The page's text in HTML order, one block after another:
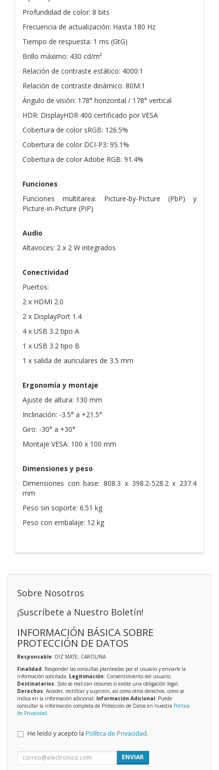
Profundidad de color: 8 bits
Frecuencia de actualización: Hasta 180 Hz
Tiempo de respuesta: 1 ms (GtG)
Brillo máximo: 430 cd/m²
Relación de contraste estático: 4000:1
Relación de contraste dinámico: 80M:1
Ángulo de visión: 178° horizontal / 178° vertical
HDR: DisplayHDR 400 certificado por VESA
Cobertura de color sRGB: 126.5%
Cobertura de color DCI-P3: 95.1%
Cobertura de color Adobe RGB: 91.4%
Funciones
Funciones multitarea: Picture-by-Picture (PbP) y
Picture-in-Picture (PiP)
Audio
Altavoces: 2 x 2 W integrados
Conectividad
Puertos:
2 x HDMI 2.0
2 x DisplayPort 1.4
4 x USB 3.2 tipo A
1 x USB 3.2 tipo B
1 x salida de auriculares de 3.5 mm
Ergonomía y montaje
Ajuste de altura: 130 mm
Inclinación: -3.5° a +21.5°
Giro: -30° a +30°
Montaje VESA: 100 x 100 mm
Dimensiones y peso
Dimensiones con base: 808.3 x 398.2-528.2 x 237.4
mm
Peso sin soporte: 6.51 kg
Peso con embalaje: 12 kg
Sobre Nosotros
¡Suscríbete a Nuestro Boletín!
INFORMACIÓN BÁSICA SOBRE
PROTECCIÓN DE DATOS
Responsable: DIZ MATE, CAROLINA
Finalidad: Responder las consultas planteadas por el usuario y enviarle la
información solicitada; Legitimación: Consentimiento del usuario;
Destinatarios: Solo se realizan cesiones si existe una obligación legal;
Derechos: Acceder, rectificar y suprimir, así como otros derechos, como se
indica en la información adicional; Información Adicional: Puede
consultar la información completa de Protección de Datos en nuestra Política
de Privacidad
He leído y acepto la Política de Privacidad.
ENVIAR